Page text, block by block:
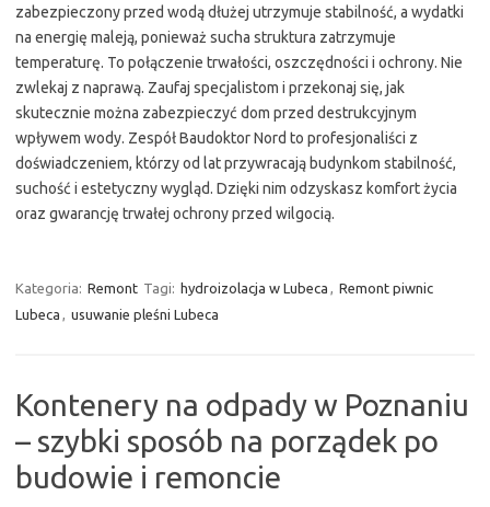
zabezpieczony przed wodą dłużej utrzymuje stabilność, a wydatki
na energię maleją, ponieważ sucha struktura zatrzymuje
temperaturę. To połączenie trwałości, oszczędności i ochrony. Nie
zwlekaj z naprawą. Zaufaj specjalistom i przekonaj się, jak
skutecznie można zabezpieczyć dom przed destrukcyjnym
wpływem wody. Zespół Baudoktor Nord to profesjonaliści z
doświadczeniem, którzy od lat przywracają budynkom stabilność,
suchość i estetyczny wygląd. Dzięki nim odzyskasz komfort życia
oraz gwarancję trwałej ochrony przed wilgocią.
Kategoria: Remont Tagi: hydroizolacja w Lubeca , Remont piwnic
Lubeca , usuwanie pleśni Lubeca
Kontenery na odpady w Poznaniu
– szybki sposób na porządek po
budowie i remoncie